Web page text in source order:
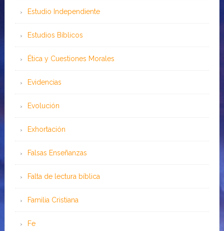
Estudio Independiente
Estudios Bíblicos
Ética y Cuestiones Morales
Evidencias
Evolución
Exhortación
Falsas Enseñanzas
Falta de lectura bíblica
Familia Cristiana
Fe